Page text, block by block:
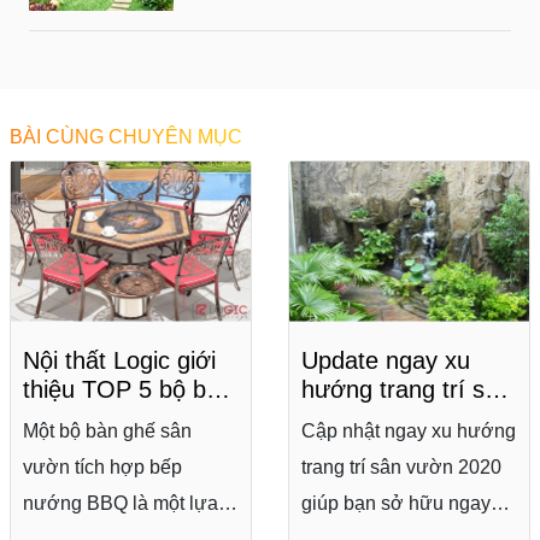
BÀI CÙNG CHUYÊN MỤC
Nội thất Logic giới
thiệu TOP 5 bộ bàn
ghế sân vườn tích
hợp nướng BBQ
đình đám nhất hiện
nay
Một bộ bàn ghế sân
vườn tích hợp bếp
nướng BBQ là một lựa
Update ngay xu
hướng trang trí sân
vườn đẹp, ấn
tượng nhất năm
2020
Cập nhật ngay xu hướng
trang trí sân vườn 2020
giúp bạn sở hữu ngay